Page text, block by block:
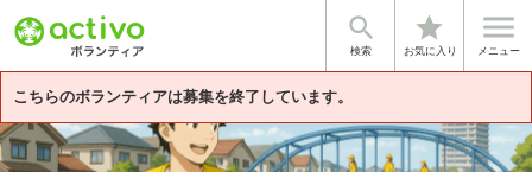

検索
star
お気に入り

メニュー
こちらのボランティアは募集を終了しています。
基本情報 募集詳細 法人情報